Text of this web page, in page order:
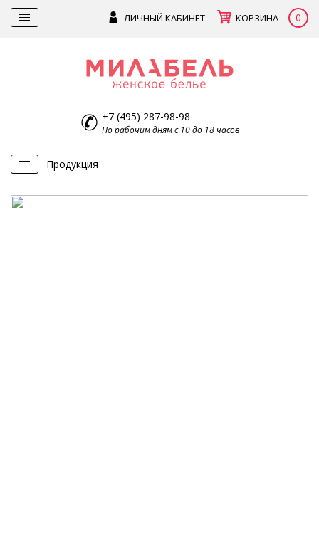
ЛИЧНЫЙ КАБИНЕТ КОРЗИНА 0
+7 (495) 287-98-98
По рабочим дням с 10 до 18 часов
Продукция